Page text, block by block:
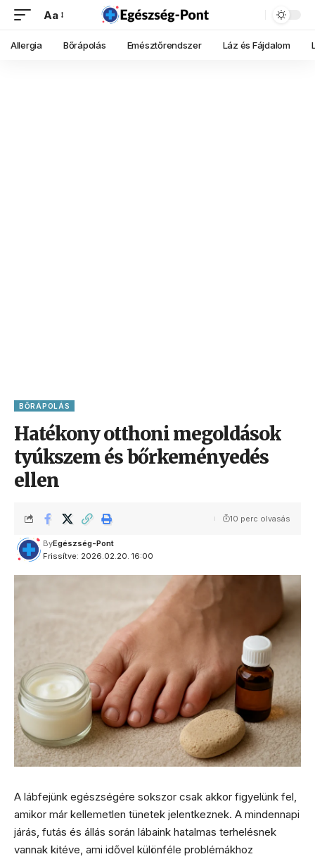
Aa
Allergia Bőrápolás Emésztőrendszer Láz és Fájdalom
BŐRÁPOLÁS
Hatékony otthoni megoldások
tyúkszem és bőrkeményedés
ellen
Frissítve: 2026.02.20. 16:00
ByEgészség-Pont
10 perc olvasás
A lábfejünk egészségére sokszor csak akkor figyelünk fel,
amikor már kellemetlen tünetek jelentkeznek. A mindennapi
járás, futás és állás során lábaink hatalmas terhelésnek
vannak kitéve, ami idővel különféle problémákhoz